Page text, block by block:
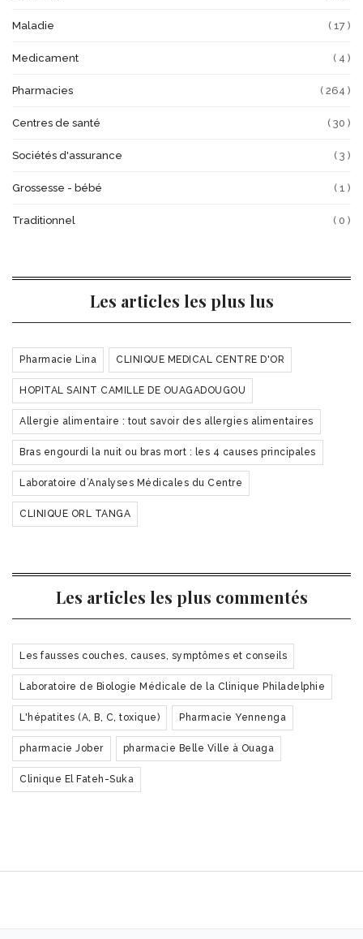
Maladie ( 17 )
Medicament ( 4 )
Pharmacies ( 264 )
Centres de santé ( 30 )
Sociétés d'assurance ( 3 )
Grossesse - bébé ( 1 )
Traditionnel ( 0 )
Les articles les plus lus
Pharmacie Lina CLINIQUE MEDICAL CENTRE D'OR
HOPITAL SAINT CAMILLE DE OUAGADOUGOU
Allergie alimentaire : tout savoir des allergies alimentaires
Bras engourdi la nuit ou bras mort : les 4 causes principales
Laboratoire d’Analyses Médicales du Centre
CLINIQUE ORL TANGA
Les articles les plus commentés
Les fausses couches, causes, symptômes et conseils
Laboratoire de Biologie Médicale de la Clinique Philadelphie
L'hépatites (A, B, C, toxique) Pharmacie Yennenga
pharmacie Jober pharmacie Belle Ville à Ouaga
Clinique El Fateh-Suka